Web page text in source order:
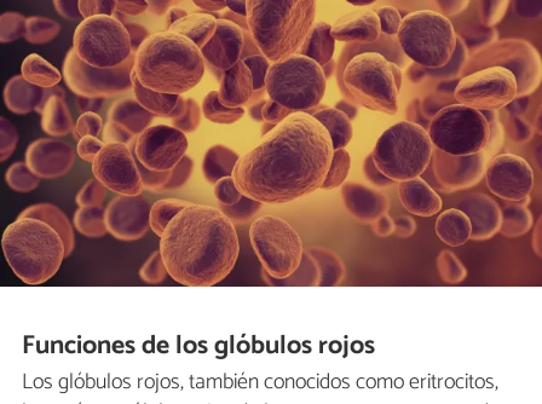
Funciones de los glóbulos rojos
Los glóbulos rojos, también conocidos como eritrocitos,